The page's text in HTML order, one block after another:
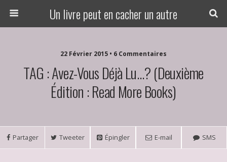
Un livre peut en cacher un autre
22 Février 2015 • 6 Commentaires
TAG : Avez-Vous Déjà Lu…? (deuxième
Édition : Read More Books)
Partager Tweeter Épingler E-mail SMS